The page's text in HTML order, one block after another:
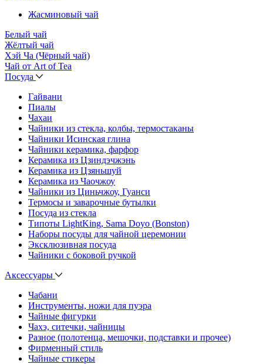
Жасминовый чай
Белый чай
Жёлтый чай
Хэй Ча (Чёрный чай)
Чай от Art of Tea
Посуда
Гайвани
Пиалы
Чахаи
Чайники из стекла, колбы, термостаканы
Чайники Исинская глина
Чайники керамика, фарфор
Керамика из Цзиндэчжэнь
Керамика из Цзяньшуй
Керамика из Чаочжоу
Чайники из Циньчжоу, Гуанси
Термосы и заварочные бутылки
Посуда из стекла
Типоты LightKing, Sama Doyo (Bonston)
Наборы посуды для чайной церемонии
Эксклюзивная посуда
Чайники с боковой ручкой
Аксессуары
Чабани
Инструменты, ножи для пуэра
Чайные фигурки
Чахэ, ситечки, чайницы
Разное (полотенца, мешочки, подставки и прочее)
Фирменный стиль
Чайные стикеры